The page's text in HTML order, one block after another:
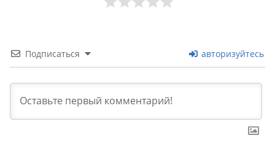
Подписаться авторизуйтесь